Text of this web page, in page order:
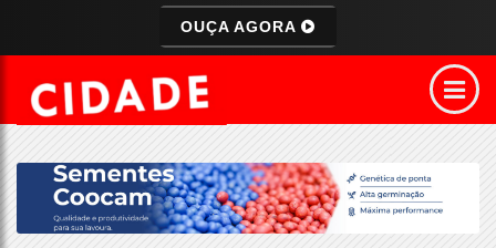
OUÇA AGORA